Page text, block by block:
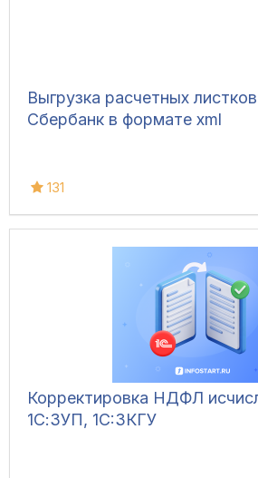
Выгрузка расчетных
Сбербанк в формате xml
131
Корректировка НДФЛ
1С:ЗУП, 1C:ЗКГУ